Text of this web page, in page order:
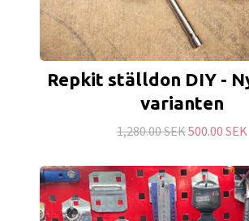
Repkit ställdon DIY -
varianten
1,280.00 SEK500.00 SEK